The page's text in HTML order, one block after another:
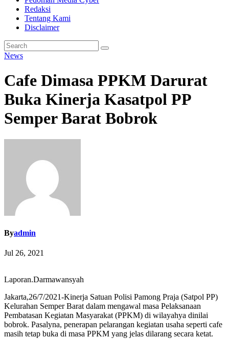
Redaksi
Tentang Kami
Disclaimer
News
Cafe Dimasa PPKM Darurat
Buka Kinerja Kasatpol PP
Semper Barat Bobrok
Byadmin
Jul 26, 2021
Laporan.Darmawansyah
Jakarta,26/7/2021-Kinerja Satuan Polisi Pamong Praja (Satpol PP)
Kelurahan Semper Barat dalam mengawal masa Pelaksanaan
Pembatasan Kegiatan Masyarakat (PPKM) di wilayahya dinilai
bobrok. Pasalyna, penerapan pelarangan kegiatan usaha seperti cafe
masih tetap buka di masa PPKM yang jelas dilarang secara ketat.